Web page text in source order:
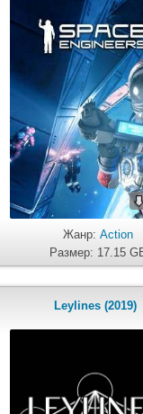
Жанр:Action
Размер: 17.15
Leylines (2019)